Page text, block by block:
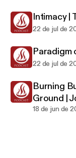
Intimacy |
22 de jul de
Paradigm
22 de jul de
Burning
Ground |
18 de jun de